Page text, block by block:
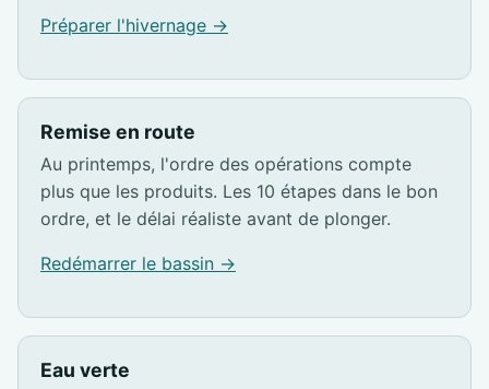
Préparer l'hivernage →
Remise en route
Au printemps, l'ordre des opérations compte
plus que les produits. Les 10 étapes dans le bon
ordre, et le délai réaliste avant de plonger.
Redémarrer le bassin →
Eau verte